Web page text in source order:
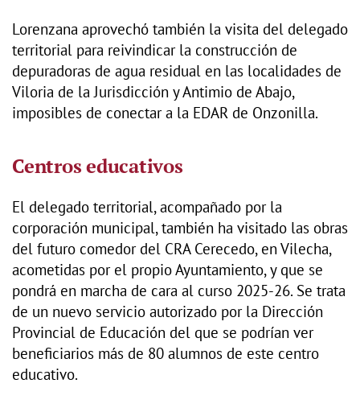
Lorenzana aprovechó también la visita del delegado
territorial para reivindicar la construcción de
depuradoras de agua residual en las localidades de
Viloria de la Jurisdicción y Antimio de Abajo,
imposibles de conectar a la EDAR de Onzonilla.
Centros educativos
El delegado territorial, acompañado por la
corporación municipal, también ha visitado las obras
del futuro comedor del CRA Cerecedo, en Vilecha,
acometidas por el propio Ayuntamiento, y que se
pondrá en marcha de cara al curso 2025-26. Se trata
de un nuevo servicio autorizado por la Dirección
Provincial de Educación del que se podrían ver
beneficiarios más de 80 alumnos de este centro
educativo.